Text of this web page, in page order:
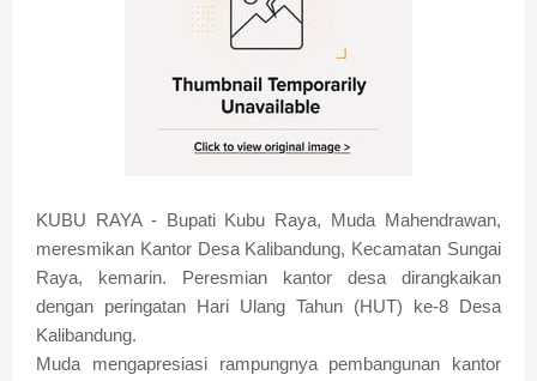
KUBU RAYA - Bupati Kubu Raya, Muda Mahendrawan,
meresmikan Kantor Desa Kalibandung, Kecamatan Sungai
Raya, kemarin. Peresmian kantor desa dirangkaikan
dengan peringatan Hari Ulang Tahun (HUT) ke-8 Desa
Kalibandung.
Muda mengapresiasi rampungnya pembangunan kantor